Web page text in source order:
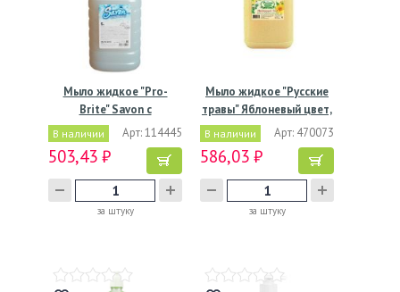
Мыло жидкое "Pro-
Brite" Savon с
перламутром,…
В наличии Арт: 114445
503,43 ₽
за штуку
Мыло жидкое "Русские
травы" Яблоневый цвет,
В наличии Арт: 470073
586,03 ₽
за штуку